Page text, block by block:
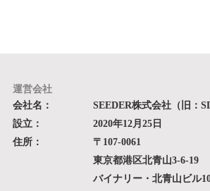
運営会社
会社名：
SEEDER株式会社（旧：
設立：
2020年12月25日
住所：
〒107-0061
東京都港区北青山3-6-19
バイナリー・北青山ビル